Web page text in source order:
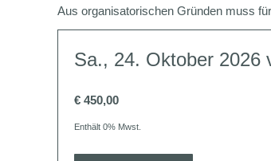
Aus organisatorischen Gründen muss
Sa., 24. Oktober 2026
€ 450,00
Enthält 0% Mwst.